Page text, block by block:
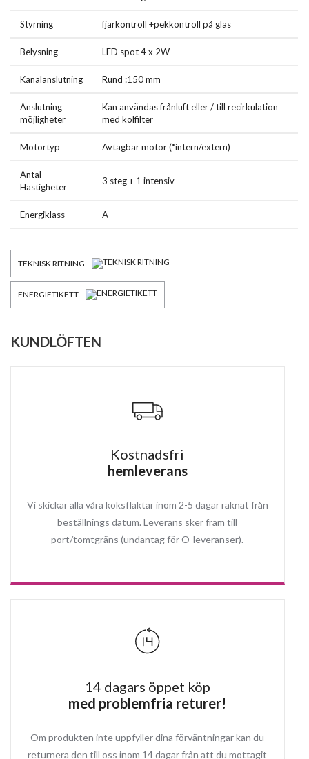
Styrning fjärkontroll +pekkontroll på glas
Belysning LED spot 4 x 2W
Kanalanslutning Rund :150 mm
Anslutning
möjligheter
Kan användas frånluft eller / till recirkulation
med kolfilter
Motortyp Avtagbar motor (*intern/extern)
Antal
Hastigheter
3 steg + 1 intensiv
Energiklass A
TEKNISK RITNING
ENERGIETIKETT
KUNDLÖFTEN
Kostnadsfri
hemleverans
Vi skickar alla våra köksfläktar inom 2-5 dagar räknat från
beställnings datum. Leverans sker fram till
port/tomtgräns (undantag för Ö-leveranser).
14 dagars öppet köp
med problemfria returer!
Om produkten inte uppfyller dina förväntningar kan du
returnera den till oss inom 14 dagar från att du mottagit